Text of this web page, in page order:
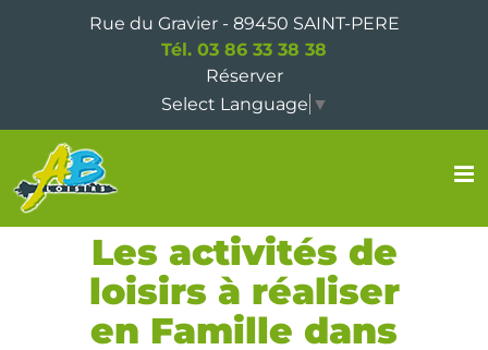
Rue du Gravier - 89450 SAINT-PERE
Tél. 03 86 33 38 38
Réserver
Select Language ▼
Les activités de
loisirs à réaliser
en Famille dans